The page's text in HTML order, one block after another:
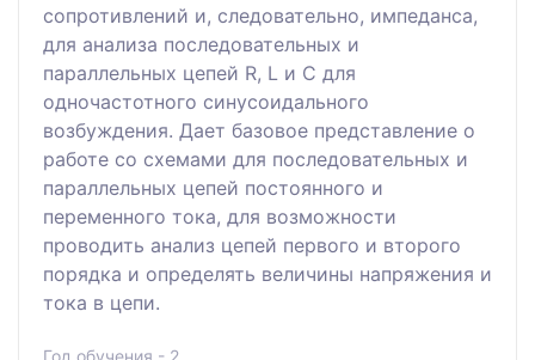
сопротивлений и, следовательно, импеданса,
для анализа последовательных и
параллельных цепей R, L и C для
одночастотного синусоидального
возбуждения. Дает базовое представление о
работе со схемами для последовательных и
параллельных цепей постоянного и
переменного тока, для возможности
проводить анализ цепей первого и второго
порядка и определять величины напряжения и
тока в цепи.
Год обучения - 2